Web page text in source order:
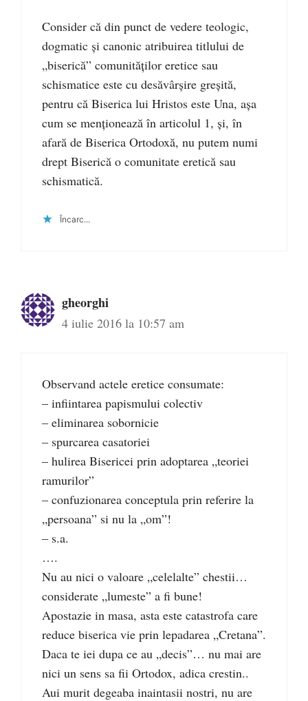
Consider că din punct de vedere teologic,
dogmatic și canonic atribuirea titlului de
„biserică” comunităților eretice sau
schismatice este cu desăvârșire greșită,
pentru că Biserica lui Hristos este Una, așa
cum se menționează în articolul 1, și, în
afară de Biserica Ortodoxă, nu putem numi
drept Biserică o comunitate eretică sau
schismatică.
Încarc...
gheorghi
4 iulie 2016 la 10:57 am
Observand actele eretice consumate:
– infiintarea papismului colectiv
– eliminarea sobornicie
– spurcarea casatoriei
– hulirea Bisericei prin adoptarea „teoriei
ramurilor”
– confuzionarea conceptula prin referire la
„persoana” si nu la „om”!
– s.a.
….
Nu au nici o valoare „celelalte” chestii…
considerate „lumeste” a fi bune!
Apostazie in masa, asta este catastrofa care
reduce biserica vie prin lepadarea „Cretana”.
Daca te iei dupa ce au „decis”… nu mai are
nici un sens sa fii Ortodox, adica crestin..
Aui murit degeaba inaintasii nostri, nu are